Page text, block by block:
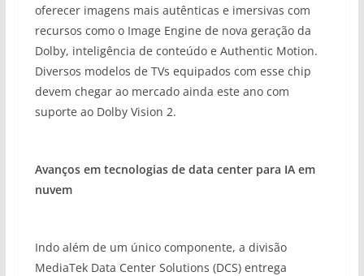
oferecer imagens mais autênticas e imersivas com
recursos como o Image Engine de nova geração da
Dolby, inteligência de conteúdo e Authentic Motion.
Diversos modelos de TVs equipados com esse chip
devem chegar ao mercado ainda este ano com
suporte ao Dolby Vision 2.
Avanços em tecnologias de data center para IA em
nuvem
Indo além de um único componente, a divisão
MediaTek Data Center Solutions (DCS) entrega